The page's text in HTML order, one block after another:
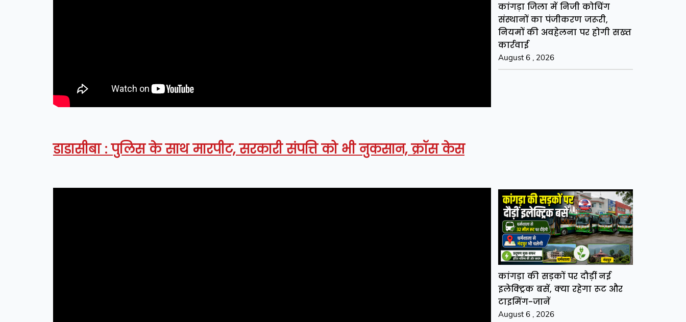
डाडासीबा : पुलिस के साथ मारपीट, सरकारी संपत्ति को भी नुकसान, क्रॉस केस
कांगड़ा जिला में निजी कोचिंग
संस्थानों का पंजीकरण जरूरी,
नियमों की अवहेलना पर होगी सख्त
कार्रवाई
August 6 , 2026
कांगड़ा की सड़कों पर दौड़ीं नई
इलेक्ट्रिक बसें, क्या रहेगा रूट और
टाइमिंग-जानें
August 6 , 2026